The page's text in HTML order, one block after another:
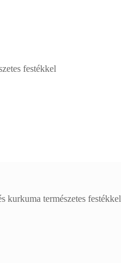
festékkel
kurkuma természetes festékkel